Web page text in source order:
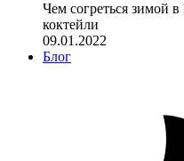
Чем согреться зимой
коктейли
09.01.2022
Блог